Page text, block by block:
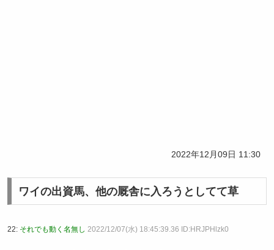
2022年12月09日 11:30
ワイの出資馬、他の厩舎に入ろうとしてて草
22: それでも動く名無し 2022/12/07(水) 18:45:39.36 ID:HRJPHlzk0